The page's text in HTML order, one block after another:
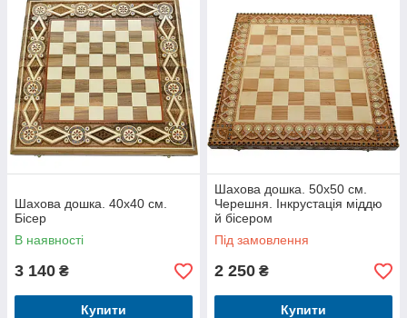
Шахова дошка. 40х40 см.
Бісер
В наявності
3 140 ₴
Купити
Шахова дошка. 50х50 см.
Черешня. Інкрустація міддю
й бісером
Під замовлення
2 250 ₴
Купити